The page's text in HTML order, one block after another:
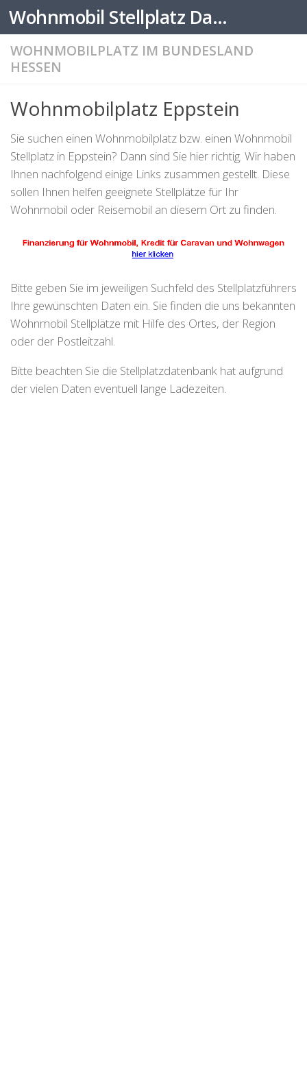
Zum Inhalt springen Wohnmobil Stellplatz Datenbank
WOHNMOBILPLATZ IM BUNDESLAND
HESSEN
Wohnmobilplatz Eppstein
Sie suchen einen Wohnmobilplatz bzw. einen Wohnmobil
Stellplatz in Eppstein? Dann sind Sie hier richtig. Wir haben
Ihnen nachfolgend einige Links zusammen gestellt. Diese
sollen Ihnen helfen geeignete Stellplätze für Ihr
Wohnmobil oder Reisemobil an diesem Ort zu finden.
Bitte geben Sie im jeweiligen Suchfeld des Stellplatzführers
Ihre gewünschten Daten ein. Sie finden die uns bekannten
Wohnmobil Stellplätze mit Hilfe des Ortes, der Region
oder der Postleitzahl.
Bitte beachten Sie die Stellplatzdatenbank hat aufgrund
der vielen Daten eventuell lange Ladezeiten.